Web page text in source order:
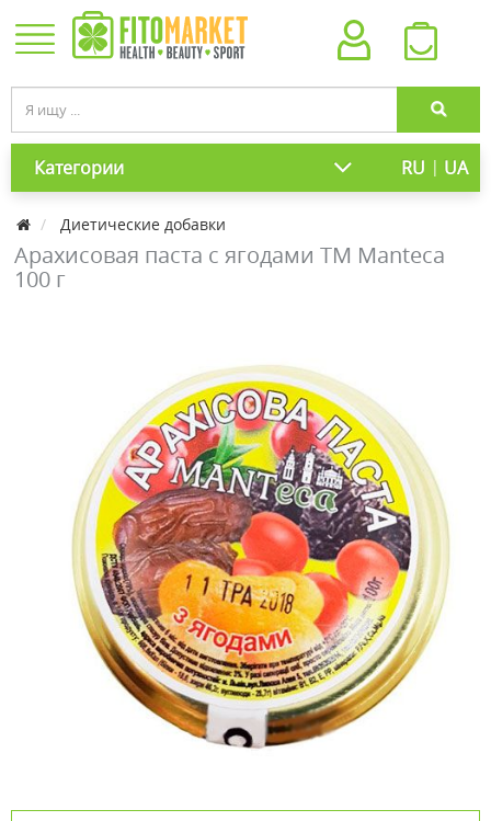
Категории RU | UA
Диетические добавки
Арахисовая паста c ягодами ТМ Manteca
100 г